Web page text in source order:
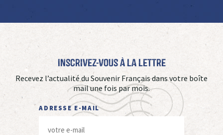
Inscrivez-vous à La Lettre
Recevez l’actualité du Souvenir Français dans votre boîte
mail une fois par mois.
ADRESSE E-MAIL